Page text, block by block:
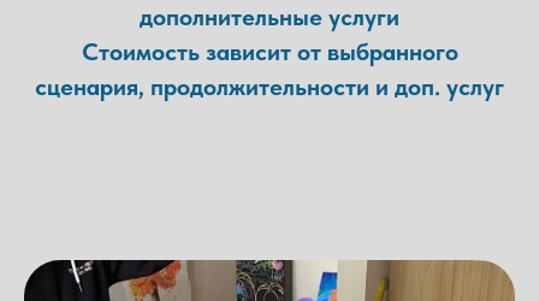
дополнительные услуги
Стоимость зависит от выбранного
сценария, продолжительности и доп. услуг